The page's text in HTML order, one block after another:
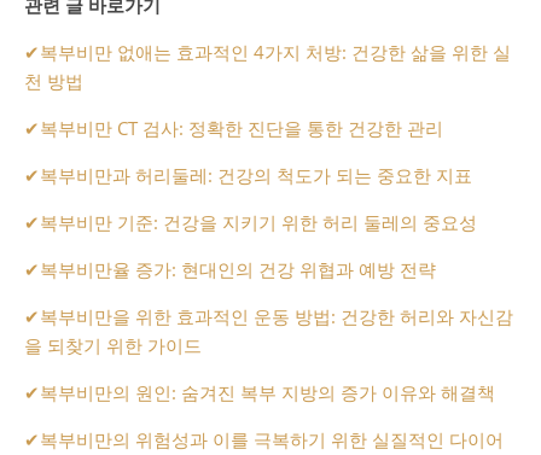
관련 글 바로가기
✔복부비만 없애는 효과적인 4가지 처방: 건강한 삶을 위한 실
천 방법
✔복부비만 CT 검사: 정확한 진단을 통한 건강한 관리
✔복부비만과 허리둘레: 건강의 척도가 되는 중요한 지표
✔복부비만 기준: 건강을 지키기 위한 허리 둘레의 중요성
✔복부비만율 증가: 현대인의 건강 위협과 예방 전략
✔복부비만을 위한 효과적인 운동 방법: 건강한 허리와 자신감
을 되찾기 위한 가이드
✔복부비만의 원인: 숨겨진 복부 지방의 증가 이유와 해결책
✔복부비만의 위험성과 이를 극복하기 위한 실질적인 다이어